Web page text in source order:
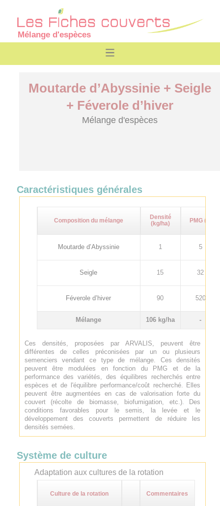
Mélange d'espèces
Moutarde d’Abyssinie + Seigle
+ Féverole d’hiver
Mélange d'espèces
Caractéristiques générales
Composition du mélange
Densité
(kg/ha)
PMG (g)
Moutarde d’Abyssinie 1 5
Seigle 15 32
Féverole d’hiver 90 520
Mélange 106 kg/ha -
Ces densités, proposées par ARVALIS, peuvent être
différentes de celles préconisées par un ou plusieurs
semenciers vendant ce type de mélange. Ces densités
peuvent être modulées en fonction du PMG et de la
performance des variétés, des équilibres recherchés entre
espèces et de l'équilibre performance/coût recherché. Elles
peuvent être augmentées en cas de valorisation forte du
couvert (récolte de biomasse, biofumigation, etc.). Des
conditions favorables pour le semis, la levée et le
développement des couverts permettent de réduire les
densités semées.
Système de culture
Adaptation aux cultures de la rotation
Culture de la rotation Commentaires